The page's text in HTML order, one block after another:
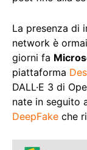
La presenza di
network è
giorni fa
piattaforma
DALL·E 3 di
nate in seguito
DeepFake che